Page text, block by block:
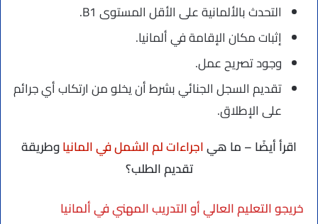
التحدث بالألمانية على الأقل المستوى B1.
إثبات مكان الإقامة في ألمانيا.
وجود تصريح عمل.
تقديم السجل الجنائي بشرط أن يخلو من ارتكاب أي جرائم
على الإطلاق.
اقرأ أيضًا – ما هياجراءات لم الشمل في المانياوطريقة
تقديم الطلب؟
خريجو التعليم العالي أو التدريب المهني في ألمانيا